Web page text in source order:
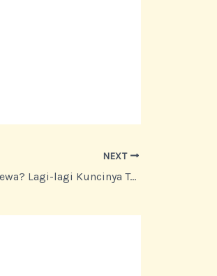
NEXT
Gimana? Kecewa? Lagi-lagi Kuncinya Tenang|PastiBisa